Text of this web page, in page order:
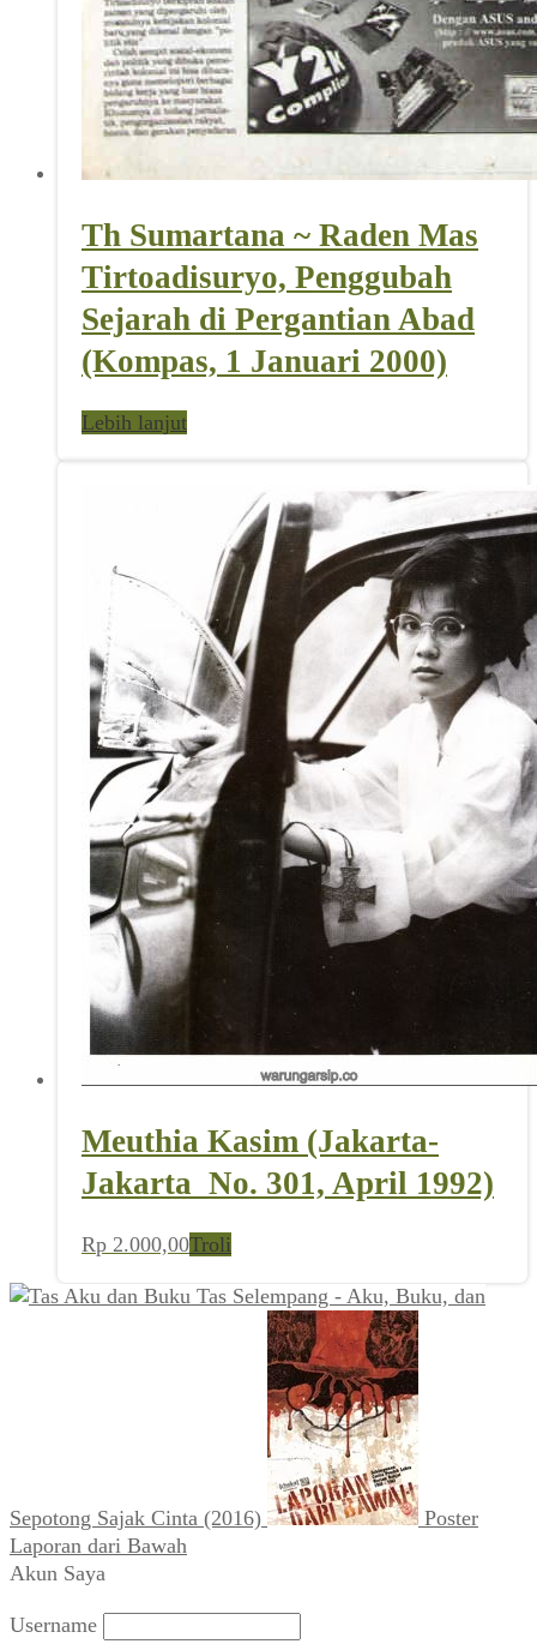
Th Sumartana ~ Raden Mas
Tirtoadisuryo, Penggubah
Sejarah di Pergantian Abad
(Kompas, 1 Januari 2000)
Lebih lanjut
Meuthia Kasim (Jakarta-
Jakarta_No. 301, April 1992)
Rp 2.000,00Troli
Tas Selempang - Aku, Buku, dan
Sepotong Sajak Cinta (2016)
Poster
Laporan dari Bawah
Akun Saya
Username